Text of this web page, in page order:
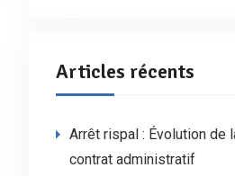
Articles récents
Arrêt rispal : Évolution de
contrat administratif